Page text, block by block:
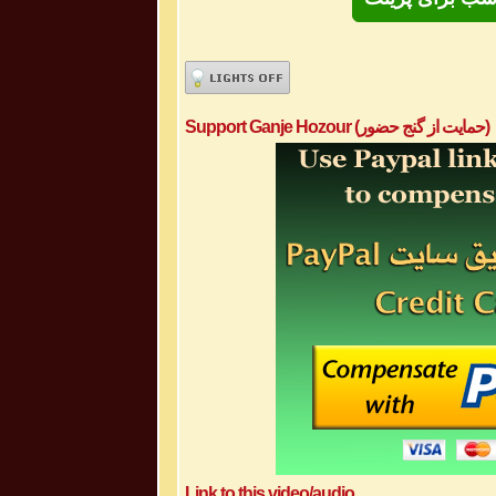
Support Ganje Hozour (حمایت از گنج حضور)